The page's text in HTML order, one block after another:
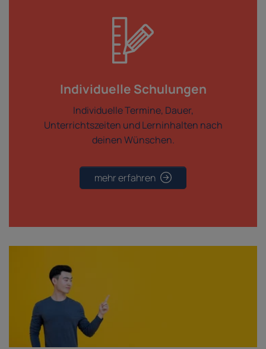
Individuelle Schulungen
Individuelle Termine, Dauer,
Unterrichtszeiten und Lerninhalten nach
deinen Wünschen.
mehr erfahren